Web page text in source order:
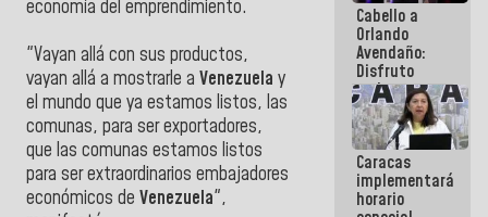
economía del emprendimiento.
"Vayan allá con sus productos,
vayan allá a mostrarle a Venezuela y
el mundo que ya estamos listos, las
comunas, para ser exportadores,
que las comunas estamos listos
para ser extraordinarios embajadores
económicos de Venezuela",
Cabello a
Orlando
Avendaño:
Disfruto
cada vez
que escribes
porque lo
que haces
es
embarrarla
Caracas
implementará
horario